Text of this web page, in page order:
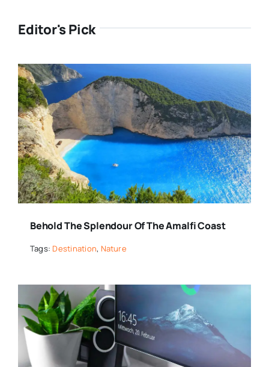
Editor's Pick
Behold The Splendour Of The Amalfi Coast
Tags: Destination, Nature